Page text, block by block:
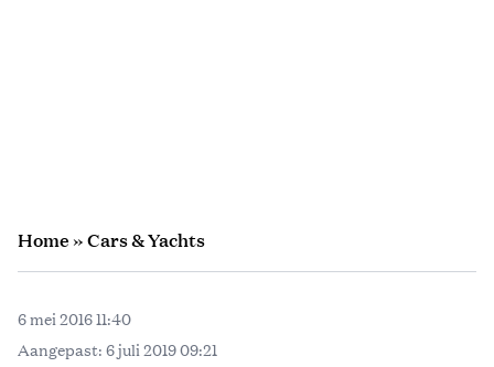
Home»Cars & Yachts
6 mei 2016 11:40
Aangepast: 6 juli 2019 09:21